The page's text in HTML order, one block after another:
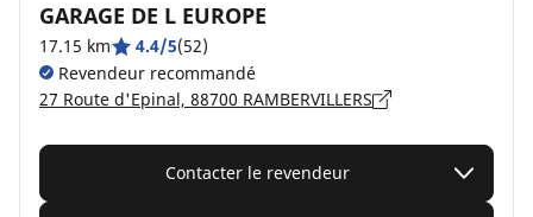
GARAGE DE L EUROPE
17.15 km 4.4/5(52)
Revendeur recommandé
27 Route d'Epinal, 88700 RAMBERVILLERS
Contacter le revendeur